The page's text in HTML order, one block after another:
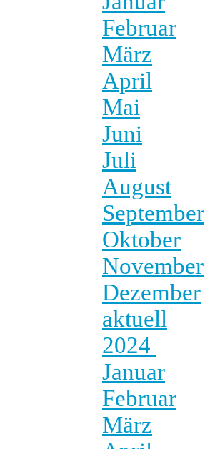
Februar
März
April
Mai
Juni
Juli
August
September
Oktober
November
Dezember
aktuell
2024
Januar
Februar
März